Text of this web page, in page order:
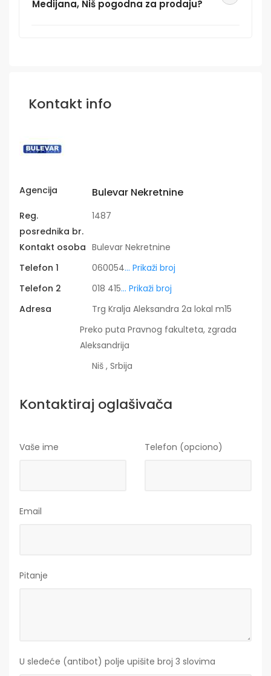
Medijana, Niš pogodna za prodaju?
Kontakt info
Agencija Bulevar Nekretnine
Reg.
posrednika br.
1487
Kontakt osoba Bulevar Nekretnine
Telefon 1
060054... Prikaži broj
Telefon 2
018 415... Prikaži broj
Adresa
Trg Kralja Aleksandra 2a lokal m15
Preko puta Pravnog fakulteta, zgrada
Aleksandrija
Niš , Srbija
Kontaktiraj oglašivača
Vaše ime Telefon (opciono)
Email
Pitanje
U sledeće (antibot) polje upišite broj 3 slovima